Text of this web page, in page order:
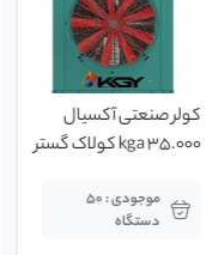
کولر صنعتی آکسیال
35.000 kga کولاک گستر
موجودی : 50
دستگاه